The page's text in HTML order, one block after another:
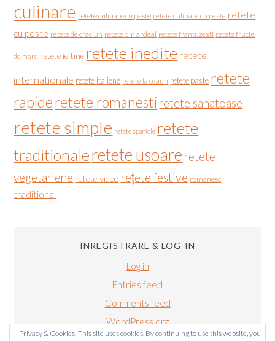
culinare retete culinare cu paste retete culinare cu peste retete
cu peste retete de craciun retete din ardeal retete frantuzesti retete fructe
de mare retete ieftine retete inedite retete
internationale retete italiene retete la ceaun retete paste retete
rapideretete romanesti retete sanatoase
retete simple retete spaniole retete
traditionaleretete usoare retete
vegetariene retete video rețete festive romanesc
traditional
Privacy & Cookies: This site uses cookies. By continuing to use this website, you
INREGISTRARE & LOG-IN
Log in
Entries feed
Comments feed
WordPress.org